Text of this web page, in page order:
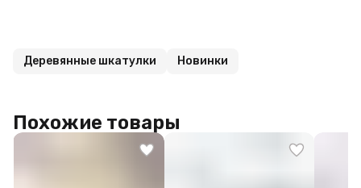
Деревянные шкатулки Новинки
Похожие товары